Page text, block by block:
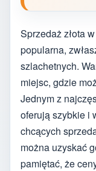
Sprzedaż złota
popularna,
szlachetnych.
miejsc, gdzie
Jednym z
oferują szybkie i
chcących
można uzyskać
pamiętać, że